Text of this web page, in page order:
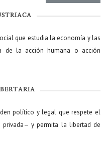
que estudia la economía y las
de la acción humana o acción
político y legal que respete el
privada— y permita la libertad de